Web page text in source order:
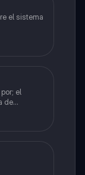
el sistema
el
de
de
botón